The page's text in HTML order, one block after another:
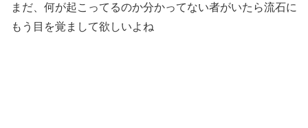
まだ、何が起こってるのか分かってない者がいたら流石に
もう目を覚まして欲しいよね